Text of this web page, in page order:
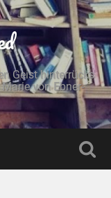
Geist hinterrücks
von Ebner-